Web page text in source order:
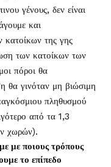
γένους, δεν είναι
και
της γης
των κατοίκων των
πόροι θα
θα γινόταν μη βιώσιμη
πληθυσμού
από τα 1,3
χωρών).
με ποιους τρόπους
το επίπεδο